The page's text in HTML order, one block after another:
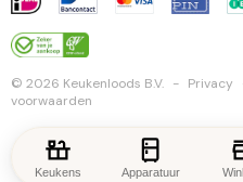
Keukens Apparatuur
© 2026 Keukenloods B.V. Privacy
voorwaarden